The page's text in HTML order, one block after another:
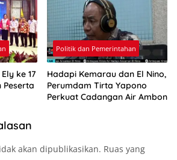
ke 17
Peserta
Politik dan Pemerintahan
Hadapi Kemarau dan El Nino,
Perumdam Tirta Yapono
Perkuat Cadangan Air Ambon
akan dipublikasikan. Ruas yang